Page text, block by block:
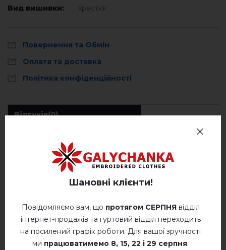
Вид вишивки:
хрестик
Повернення та Обмін
Оплата та доставка
Політика конфіденційності
Відгуків(0)
ВІДГУКИ ПРО ОФЕЛІЯ (ХАКІ)
додайте свій відгук про Офелія (хакі)
Шановні клієнти!
Повідомляємо вам, що протягом СЕРПНЯвідділ
інтернет-продажів та гуртовий відділ переходить
на посилений графік роботи. Для вашої зручності
ми працюватимемо 8, 15, 22 і 29 серпня.